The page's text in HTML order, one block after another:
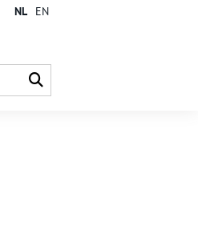
NL EN